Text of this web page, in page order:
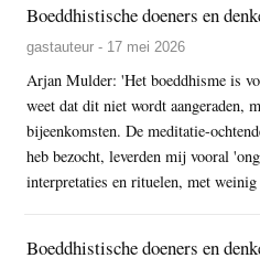
Boeddhistische doeners en
gastauteur - 17 mei 2026
Arjan Mulder: 'Het boeddhisme is
weet dat dit niet wordt aangeraden,
bijeenkomsten. De meditatie-
heb bezocht, leverden mij vooral
interpretaties en rituelen, met
Boeddhistische doeners en